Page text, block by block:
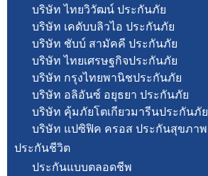
บริษัท ไทยวิวัฒน์ ประกันภัย
บริษัท เคดับบลิวไอ ประกันภัย
บริษัท ชับบ์ สามัคคี ประกันภัย
บริษัท ไทยเศรษฐกิจประกันภัย
บริษัท กรุงไทยพานิชประกันภัย
บริษัท อลิอันซ์ อยุธยา ประกันภัย
บริษัท คุ้มภัยโตเกียวมารีนประกันภัย
บริษัท แปซิฟิค ครอส ประกันสุขภาพ
ประกันชีวิต
ประกันแบบตลอดชีพ